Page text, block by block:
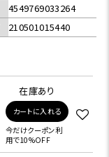
4549769033264
210501015440
在庫あり
カートに入れる
今だけクーポン利
用で10%OFF